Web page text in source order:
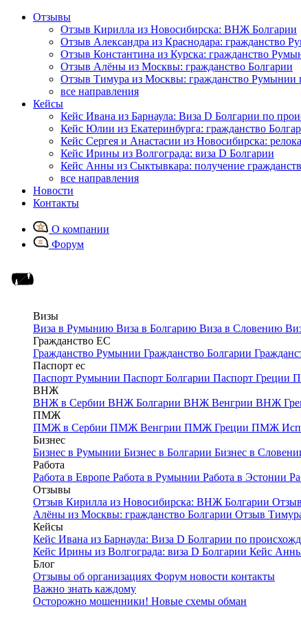
Отзывы
Отзыв Кирилла из Новосибирска: ВНЖ Болгарии
Отзыв Александра из Краснодара: гражданство
Отзыв Константина из Курска: гражданство
Отзыв Алёны из Москвы: гражданство Болгарии
Отзыв Тимура из Москвы: гражданство Румынии
все направления
Кейсы
Кейс Ивана из Барнаула: Виза D Болгарии по
Кейс Юлии из Екатеринбурга: гражданство
Кейс Сергея и Анастасии из Новосибирска:
Кейс Ирины из Волгограда: виза D Болгарии
Кейс Анны из Сыктывкара: получение
все направления
Новости
Контакты
О компании
Форум
Визы
Виза в Румынию Виза в Болгарию Виза в Словению
Гражданство ЕС
Гражданство Румынии Гражданство Болгарии
Паспорт ес
Паспорт Румынии Паспорт Болгарии Паспорт Греции
ВНЖ
ВНЖ в Сербии ВНЖ Болгарии ВНЖ Венгрии ВНЖ
ПМЖ
ПМЖ в Сербии ПМЖ Венгрии ПМЖ Греции ПМЖ
Бизнес
Бизнес в Румынии Бизнес в Болгарии Бизнес в
Работа
Работа в Европе Работа в Румынии Работа в Эстонии
Отзывы
Отзыв Кирилла из Новосибирска: ВНЖ Болгарии
Алёны из Москвы: гражданство Болгарии Отзыв
Кейсы
Кейс Ивана из Барнаула: Виза D Болгарии по
Кейс Ирины из Волгограда: виза D Болгарии Кейс
Блог
Отзывы об организациях Форум новости контакты
Важно знать каждому
Осторожно мошенники! Новые схемы обман